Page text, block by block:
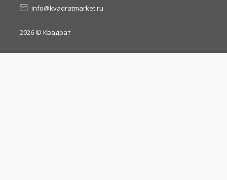
info@kvadratmarket.ru
2026 © Квадрат